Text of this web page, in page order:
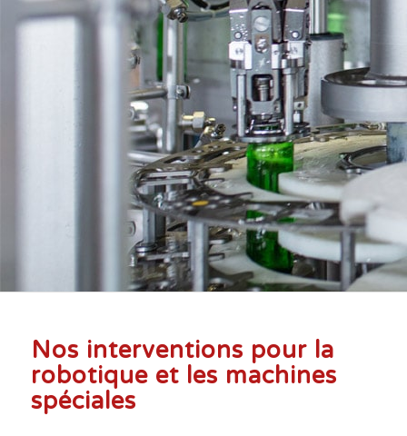
Nos interventions pour la
robotique et les machines
spéciales